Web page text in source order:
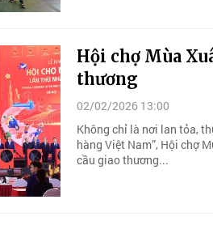
Hội chợ Mùa
thương
02/02/2026 13:00
Không chỉ là nơi lan tỏa,
hàng Việt Nam”, Hội chợ
cầu giao thương...